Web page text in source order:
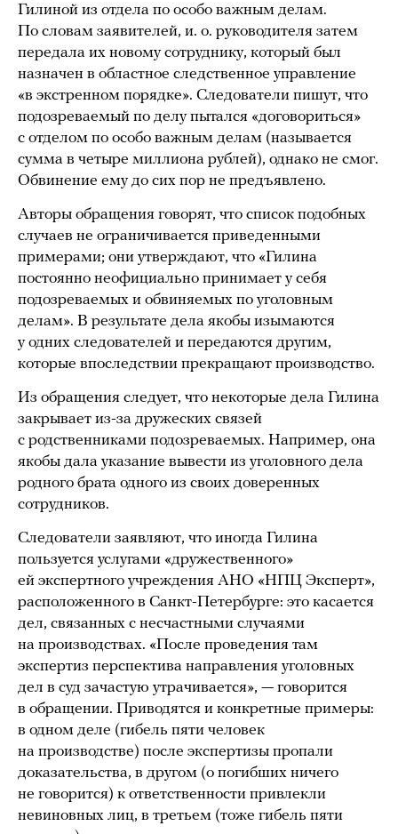
Гилиной из отдела по особо важным делам.
По словам заявителей, и. о. руководителя затем
передала их новому сотруднику, который был
назначен в областное следственное управление
«в экстренном порядке». Следователи пишут, что
подозреваемый по делу пытался «договориться»
с отделом по особо важным делам (называется
сумма в четыре миллиона рублей), однако не смог.
Обвинение ему до сих пор не предъявлено.
Авторы обращения говорят, что список подобных
случаев не ограничивается приведенными
примерами; они утверждают, что «Гилина
постоянно неофициально принимает у себя
подозреваемых и обвиняемых по уголовным
делам». В результате дела якобы изымаются
у одних следователей и передаются другим,
которые впоследствии прекращают производство.
Из обращения следует, что некоторые дела Гилина
закрывает из-за дружеских связей
с родственниками подозреваемых. Например, она
якобы дала указание вывести из уголовного дела
родного брата одного из своих доверенных
сотрудников.
Следователи заявляют, что иногда Гилина
пользуется услугами «дружественного»
ей экспертного учреждения АНО «НПЦ Эксперт»,
расположенного в Санкт-Петербурге: это касается
дел, связанных с несчастными случаями
на производствах. «После проведения там
экспертиз перспектива направления уголовных
дел в суд зачастую утрачивается», — говорится
в обращении. Приводятся и конкретные примеры:
в одном деле (гибель пяти человек
на производстве) после экспертизы пропали
доказательства, в другом (о погибших ничего
не говорится) к ответственности привлекли
невиновных лиц, в третьем (тоже гибель пяти